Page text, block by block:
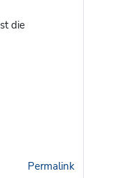
die
Permalink